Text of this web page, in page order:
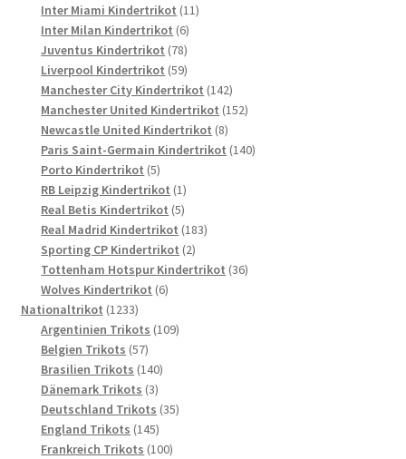
Produkte
Inter Miami Kindertrikot 1111
Inter Milan Kindertrikot 66
Produkte
Juventus Kindertrikot 7878
Produkte
Liverpool Kindertrikot 5959
Produkte
Manchester City Kindertrikot 142142
Produkte
Manchester United Kindertrikot 152152
Newcastle United Kindertrikot 88
Produkte
Paris Saint-Germain Kindertrikot 140140
Porto Kindertrikot 55
Produkte
RB Leipzig Kindertrikot 11
Produkt
Real Betis Kindertrikot 55
Produkte
Real Madrid Kindertrikot 183183
Sporting CP Kindertrikot 22
Produkte
Tottenham Hotspur Kindertrikot 3636
Wolves Kindertrikot 66
Nationaltrikot 12331233
Produkte
Argentinien Trikots 109109
Belgien Trikots 5757
Produkte
Brasilien Trikots 140140
Dänemark Trikots 33
Produkte
Deutschland Trikots 3535
England Trikots 145145
Produkte
Frankreich Trikots 100100